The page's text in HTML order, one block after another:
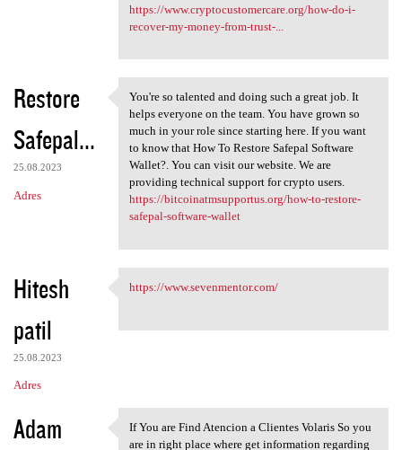
https://www.cryptocustomercare.org/how-do-i-
recover-my-money-from-trust-...
Restore
Safepal...
25.08.2023
Adres
You're so talented and doing
You're so talented and doing such a great job. It
helps everyone on the team. You have grown so
much in your role since starting here. If you want
to know that How To Restore Safepal Software
Wallet?. You can visit our website. We are
providing technical support for crypto users.
https://bitcoinatmsupportus.org/how-to-restore-
safepal-software-wallet
Hitesh
patil
25.08.2023
Adres
https://www.sevenmentor.com/
https://www.sevenmentor.com/
Adam If You are Find Atencion a
If You are Find Atencion a Clientes Volaris So you
are in right place where get information regarding